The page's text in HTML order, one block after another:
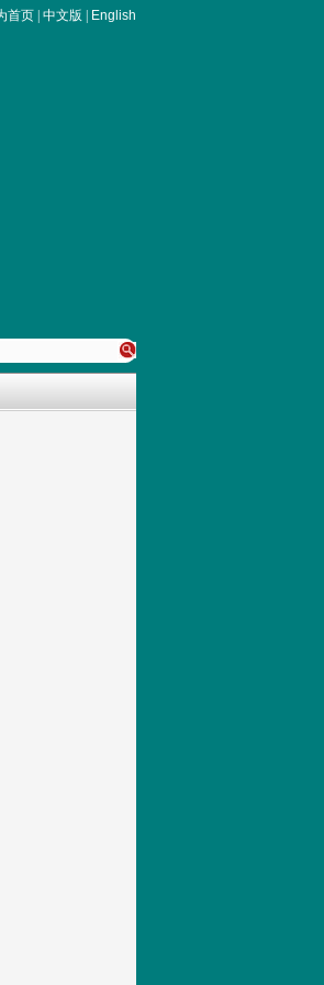
首页 中文版 English